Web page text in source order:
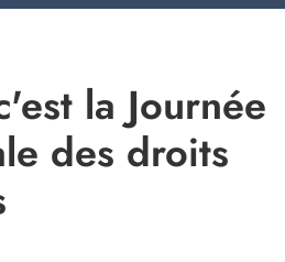
la Journée
des droits